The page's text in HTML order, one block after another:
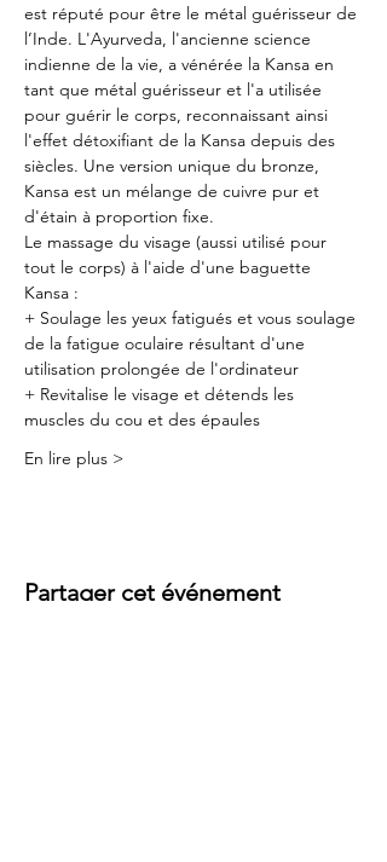
est réputé pour être le métal guérisseur de
l’Inde. L'Ayurveda, l'ancienne science
indienne de la vie, a vénérée la Kansa en
tant que métal guérisseur et l'a utilisée
pour guérir le corps, reconnaissant ainsi
l'effet détoxifiant de la Kansa depuis des
siècles. Une version unique du bronze,
Kansa est un mélange de cuivre pur et
d'étain à proportion fixe.
Le massage du visage (aussi utilisé pour
tout le corps) à l'aide d'une baguette
Kansa :
+ Soulage les yeux fatigués et vous soulage
de la fatigue oculaire résultant d'une
utilisation prolongée de l'ordinateur
+ Revitalise le visage et détends les
muscles du cou et des épaules
En lire plus >
Partager cet événement